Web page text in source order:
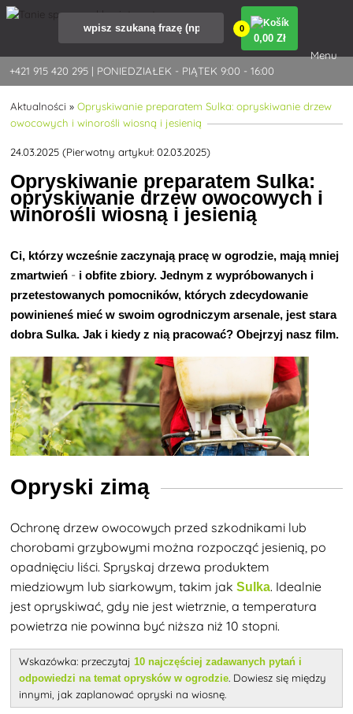
+421 915 420 295 | PONIEDZIAŁEK - PIĄTEK 9:00 - 16:00
0
0,00 Zł
Menu
Aktualności »Opryskiwanie preparatem Sulka: opryskiwanie drzew
owocowych i winorośli wiosną i jesienią
24.03.2025 (Pierwotny artykuł: 02.03.2025)
Opryskiwanie preparatem Sulka:
opryskiwanie drzew owocowych i
winorośli wiosną i jesienią
Ci, którzy wcześnie zaczynają pracę w ogrodzie, mają mniej
zmartwień - i obfite zbiory. Jednym z wypróbowanych i
przetestowanych pomocników, których zdecydowanie
powinieneś mieć w swoim ogrodniczym arsenale, jest stara
dobra Sulka. Jak i kiedy z nią pracować? Obejrzyj nasz film.
Opryski zimą
Ochronę drzew owocowych przed szkodnikami lub
chorobami grzybowymi można rozpocząć jesienią, po
opadnięciu liści. Spryskaj drzewa produktem
miedziowym lub siarkowym, takim jakSulka. Idealnie
jest opryskiwać, gdy nie jest wietrznie, a temperatura
powietrza nie powinna być niższa niż 10 stopni.
Wskazówka: przeczytaj10 najczęściej zadawanych pytań i
odpowiedzi na temat oprysków w ogrodzie. Dowiesz się między
innymi, jak zaplanować opryski na wiosnę.